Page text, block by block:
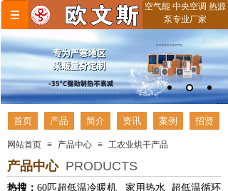
空气能 中央空调 热源
泵专业厂家
首页 产品 简介 资讯 案例 招贤
网站首页 ≡ 产品中心 ≡ 工农业烘干产品
产品中心 PRODUCTS
热搜： 60匹超低温冷暖机 家用热水 超低温循环